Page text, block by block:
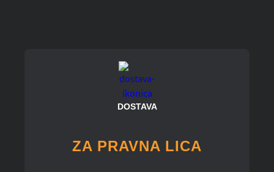
DOSTAVA
ZA PRAVNA LICA